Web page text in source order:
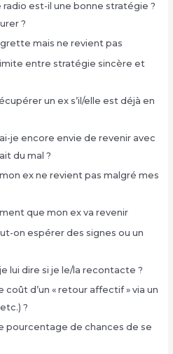
radio est-il une bonne stratégie ?
?
mais ne revient pas
entre stratégie sincère et
un ex s’il/elle est déjà en
je encore envie de revenir avec
du mal ?
ex ne revient pas malgré mes
que mon ex va revenir
on espérer des signes ou un
lui dire si je le/la recontacte ?
coût d’un « retour affectif » via un
?
pourcentage de chances de se